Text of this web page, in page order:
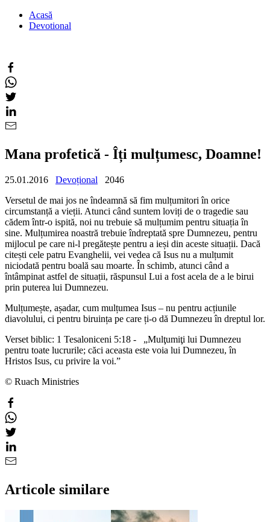
Acasă
Devotional
Mana profetică - Îți mulțumesc, Doamne!
25.01.2016 Devoțional
2046
Versetul de mai jos ne îndeamnă să fim mulțumitori în orice
circumstanță a vieții. Atunci când suntem loviți de o tragedie sau
cădem într-o ispită, noi nu trebuie să mulțumim pentru situația în
sine. Mulțumirea noastră trebuie îndreptată spre Dumnezeu, pentru
mijlocul pe care ni-l pregătește pentru a ieși din aceste situații. Dacă
citești cele patru Evanghelii, vei vedea că Isus nu a mulțumit
niciodată pentru boală sau moarte. În schimb, atunci când a
întâmpinat astfel de situații, răspunsul Lui a fost acela de a le birui
prin puterea lui Dumnezeu.
Mulțumește, așadar, cum mulțumea Isus – nu pentru acțiunile
diavolului, ci pentru biruința pe care ți-o dă Dumnezeu în dreptul lor.
Verset biblic: 1 Tesaloniceni 5:18 - „Mulţumiţi lui Dumnezeu
pentru toate lucrurile; căci aceasta este voia lui Dumnezeu, în
Hristos Isus, cu privire la voi.”
© Ruach Ministries
Articole similare